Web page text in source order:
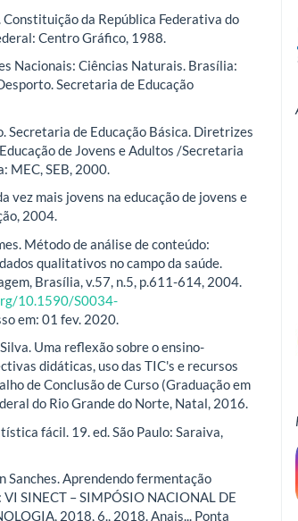
da República Federativa do
Centro Gráfico, 1988.
Nacionais: Ciências Naturais. Brasília:
Secretaria de Educação
Secretaria de Educação Básica. Diretrizes
de Jovens e Adultos /Secretaria
MEC, SEB, 2000.
vez mais jovens na educação de jovens e
2004.
Método de análise de conteúdo:
qualitativos no campo da saúde.
Brasília, v.57, n.5, p.611-614, 2004.
10.1590/S0034-
em: 01 fev. 2020.
Uma reflexão sobre o ensino-
didáticas, uso das TIC's e recursos
de Conclusão de Curso (Graduação em
do Rio Grande do Norte, Natal, 2016.
fácil. 19. ed. São Paulo: Saraiva,
Sanches. Aprendendo fermentação
SINECT – SIMPÓSIO NACIONAL DE
2018, 6., 2018. Anais... Ponta